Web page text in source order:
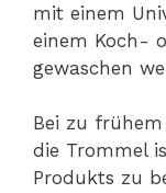
mit einem
einem Koch-
gewaschen
Bei zu frühem
die Trommel
Produkts zu